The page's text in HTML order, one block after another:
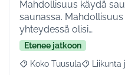
Mahdollisuus käydä
saunassa.
yhteydessä olisi…
Etenee jatkoon
Rajaa tulokset aihepiirin
Koko Tuusula Rajaa